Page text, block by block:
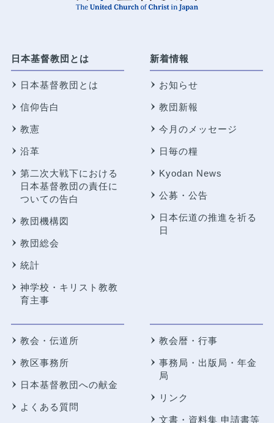
日本基督教団とは
日本基督教団とは
信仰告白
教憲
沿革
第二次大戦下における
日本基督教団の責任に
ついての告白
教団機構図
教団総会
統計
神学校・キリスト教教
育主事
新着情報
お知らせ
教団新報
今月のメッセージ
日毎の糧
Kyodan News
公募・公告
日本伝道の推進を祈る
日
教会・伝道所
教区事務所
日本基督教団への献金
よくある質問
教会暦・行事
事務局・出版局・年金
局
リンク
文書・資料集 申請書等